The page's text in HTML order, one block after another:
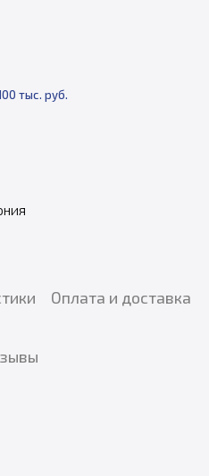
тыс. руб.
Оплата и доставка